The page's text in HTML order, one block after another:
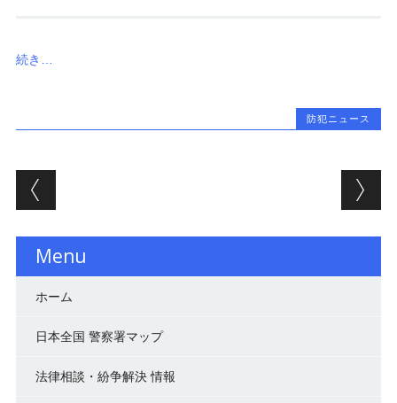
続き…
防犯ニュース
投稿ナビゲーション
Menu
ホーム
日本全国 警察署マップ
法律相談・紛争解決 情報